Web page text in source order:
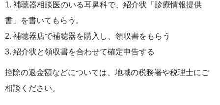
1. 補聴器相談医のいる耳鼻科で、紹介状「診療情報提供
書」を書いてもらう。
2. 補聴器店で補聴器を購入し、領収書をもらう
3. 紹介状と領収書を合わせて確定申告する
控除の返金額などについては、地域の税務署や税理士にご
相談ください。